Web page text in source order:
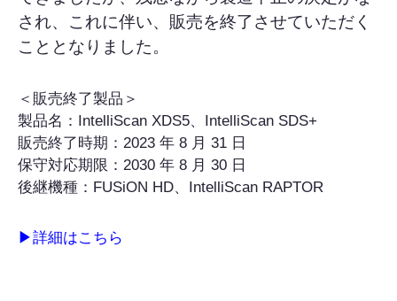
され、これに伴い、販売を終了させていただく
こととなりました。
＜販売終了製品＞
製品名：IntelliScan XDS5、IntelliScan SDS+
販売終了時期：2023 年 8 月 31 日
保守対応期限：2030 年 8 月 30 日
後継機種：FUSiON HD、IntelliScan RAPTOR
▶詳細はこちら